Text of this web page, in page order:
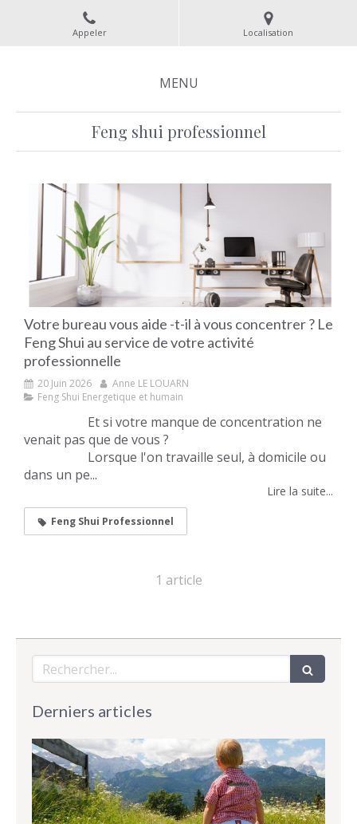
Appeler Localisation
MENU
Feng shui professionnel
Votre bureau vous aide -t-il à vous concentrer ? Le
Feng Shui au service de votre activité
professionnelle
20 Juin 2026
Anne LE LOUARN
Feng Shui Energetique et humain
Et si votre manque de concentration ne
venait pas que de vous ?
Lorsque l'on travaille seul, à domicile ou
dans un pe...
Lire la suite...
Feng Shui Professionnel
1 article
Rechercher
Derniers articles